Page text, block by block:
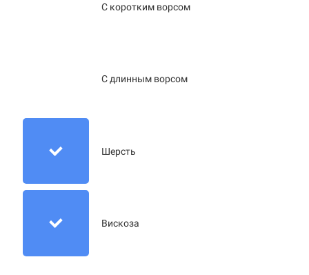
С коротким ворсом
С длинным ворсом
Шерсть
Вискоза